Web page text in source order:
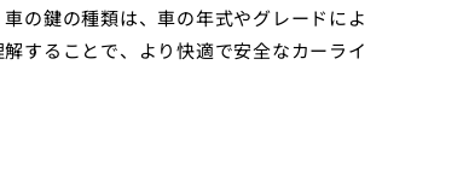
の鍵の種類は、車の年式やグレードによ
することで、より快適で安全なカーライ